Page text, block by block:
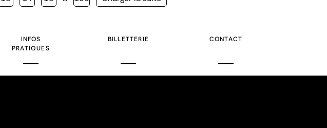
INFOS
PRATIQUES
BILLETTERIE CONTACT